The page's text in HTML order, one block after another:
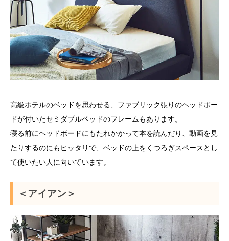
高級ホテルのベッドを思わせる、ファブリック張りのヘッドボー
ドが付いたセミダブルベッドのフレームもあります。
寝る前にヘッドボードにもたれかかって本を読んだり、動画を見
たりするのにもピッタリで、ベッドの上をくつろぎスペースとし
て使いたい人に向いています。
＜アイアン＞